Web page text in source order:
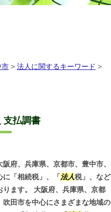
市 > 法人に関するキーワード >
支払調書
府、兵庫県、京都市、豊中市、
「相続税」、「 法人税」、など
ます。 大阪府、兵庫県、京都
田市を中心にさまざまな地域の